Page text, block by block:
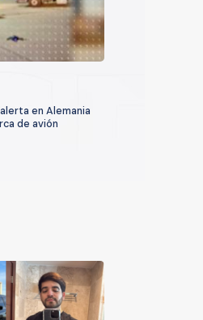
en Alemania
de avión